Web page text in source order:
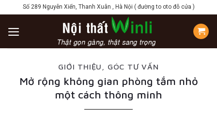
to
content
Số 289 Nguyễn Xiển, Thanh Xuân , Hà Nội ( đường to oto đỗ cửa )
GIỚI THIỆU GÓC TƯ VẤN
Mở rộng không gian phòng tắm nhỏ
một cách thông minh